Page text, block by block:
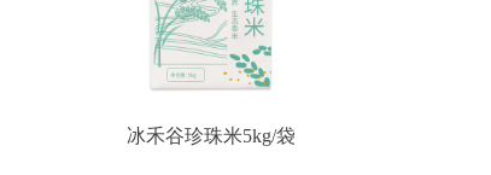
冰禾谷珍珠米5kg/袋